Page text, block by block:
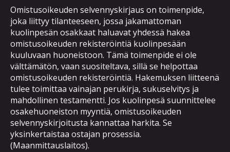
Omistusoikeuden selvennyskirjaus on toimenpide,
joka liittyy tilanteeseen, jossa jakamattoman
kuolinpesän osakkaat haluavat yhdessä hakea
omistusoikeuden rekisteröintiä kuolinpesään
kuuluvaan huoneistoon. Tämä toimenpide ei ole
välttämätön, vaan suositeltava, sillä se helpottaa
omistusoikeuden rekisteröintiä. Hakemuksen liitteenä
tulee toimittaa vainajan perukirja, sukuselvitys ja
mahdollinen testamentti. Jos kuolinpesä suunnittelee
osakehuoneiston myyntiä, omistusoikeuden
selvennyskirjoitusta kannattaa harkita. Se
yksinkertaistaa ostajan prosessia.
(Maanmittauslaitos).